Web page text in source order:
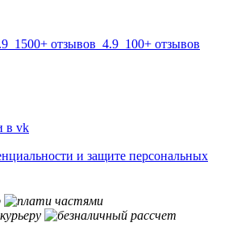
1500+ отзывов 4.9 100+ отзывов
и защите персональных